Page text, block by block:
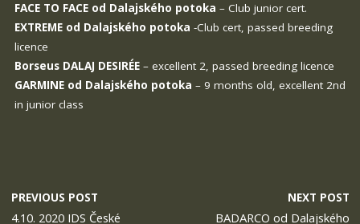
FACE TO FACE od Dalajského potoka – Club junior cert.
EXTREME od Dalajského potoka -Club cert, passed breeding
licence
Borseus DALAJ DESIRÉE– excellent 2, passed breeding licence
GARMINE od Dalajského potoka – 9 months old, excellent 2nd
in junior class
PREVIOUS POST
4.10. 2020 IDS České
NEXT POST
BADARCO od Dalajského